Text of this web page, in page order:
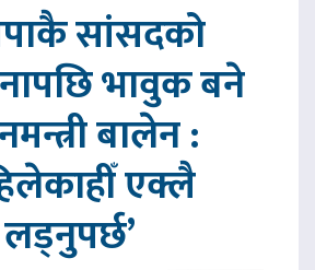
सांसदको
भावुक बने
बालेन :
एक्लै
लड्नुपर्छ’